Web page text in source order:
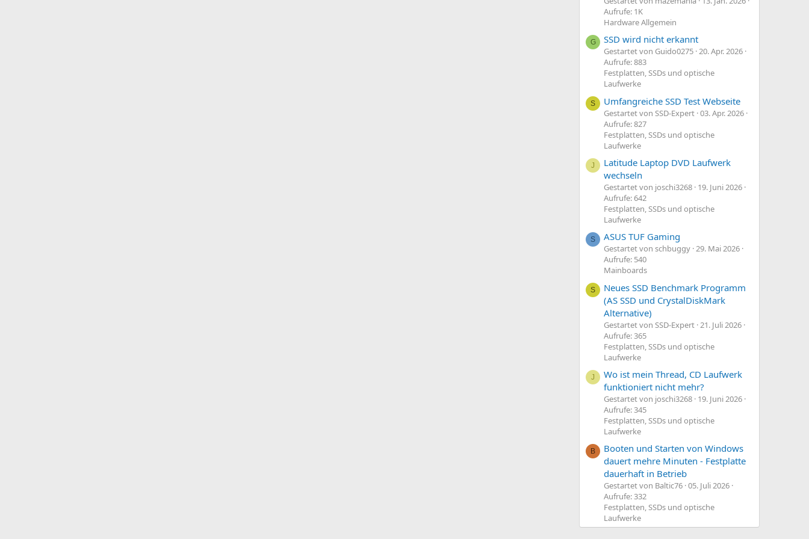
Aufrufe: 1K
Hardware Allgemein
G SSD wird nicht erkannt
Gestartet von Guido0275 20. Apr. 2026
Aufrufe: 883
Festplatten, SSDs und optische
Laufwerke
S Umfangreiche SSD Test Webseite
Gestartet von SSD-Expert 03. Apr. 2026
Aufrufe: 827
Festplatten, SSDs und optische
Laufwerke
J
Latitude Laptop DVD Laufwerk
wechseln
Gestartet von joschi3268 19. Juni 2026
Aufrufe: 642
Festplatten, SSDs und optische
Laufwerke
S ASUS TUF Gaming
Gestartet von schbuggy 29. Mai 2026
Aufrufe: 540
Mainboards
S
Neues SSD Benchmark Programm
(AS SSD und CrystalDiskMark
Alternative)
Gestartet von SSD-Expert 21. Juli 2026
Aufrufe: 365
Festplatten, SSDs und optische
Laufwerke
J
Wo ist mein Thread, CD Laufwerk
funktioniert nicht mehr?
Gestartet von joschi3268 19. Juni 2026
Aufrufe: 345
Festplatten, SSDs und optische
Laufwerke
B
Booten und Starten von Windows
dauert mehre Minuten - Festplatte
dauerhaft in Betrieb
Gestartet von Baltic76 05. Juli 2026
Aufrufe: 332
Festplatten, SSDs und optische
Laufwerke